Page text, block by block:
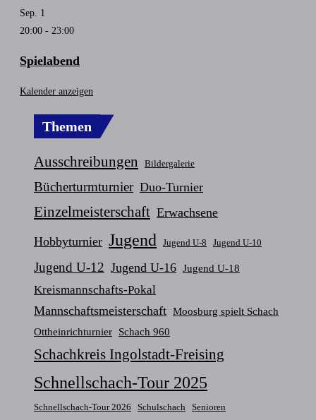
Sep. 1
20:00 - 23:00
Spielabend
Kalender anzeigen
Themen
Ausschreibungen Bildergalerie
Bücherturmturnier Duo-Turnier
Einzelmeisterschaft Erwachsene
Hobbyturnier Jugend Jugend U-8 Jugend U-10
Jugend U-12 Jugend U-16 Jugend U-18
Kreismannschafts-Pokal
Mannschaftsmeisterschaft Moosburg spielt Schach
Ottheinrichturnier Schach 960
Schachkreis Ingolstadt-Freising
Schnellschach-Tour 2025
Schnellschach-Tour 2026 Schulschach Senioren